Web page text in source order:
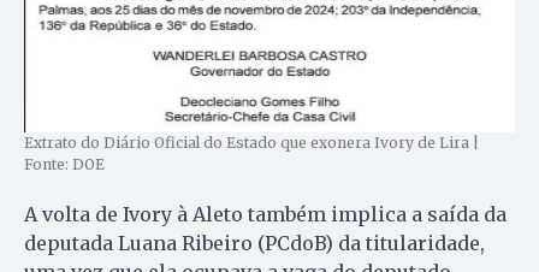
Extrato do Diário Oficial do Estado que exonera Ivory de Lira |
Fonte: DOE
A volta de Ivory à Aleto também implica a saída da
deputada Luana Ribeiro (PCdoB) da titularidade,